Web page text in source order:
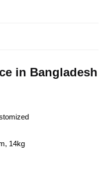
in Bangladesh
14kg